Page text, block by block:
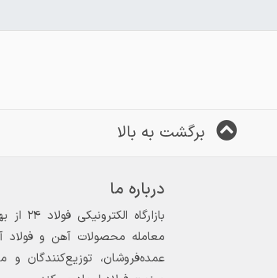
برگشت به بالا
درباره ما
معامله محصولات آهن و فولاد
عمده‌فروشان، توزیع‌کنندگان